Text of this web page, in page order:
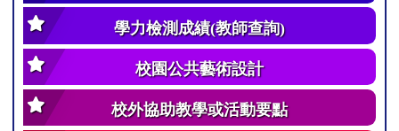
學力檢測成績(教師查詢)
校園公共藝術設計
校外協助教學或活動要點